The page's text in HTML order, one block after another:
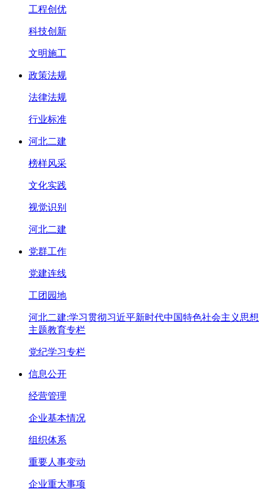
工程创优
科技创新
文明施工
政策法规
法律法规
行业标准
河北二建
榜样风采
文化实践
视觉识别
河北二建
党群工作
党建连线
工团园地
河北二建:学习贯彻习近平新时代中国特色社会主义思想
主题教育专栏
党纪学习专栏
信息公开
经营管理
企业基本情况
组织体系
重要人事变动
企业重大事项